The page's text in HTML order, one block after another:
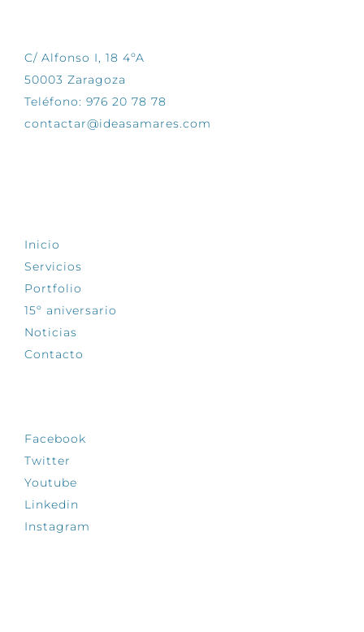
C/ Alfonso I, 18 4ºA
50003 Zaragoza
Teléfono: 976 20 78 78
contactar@ideasamares.com
Inicio
Servicios
Portfolio
15º aniversario
Noticias
Contacto
Facebook
Twitter
Youtube
Linkedin
Instagram